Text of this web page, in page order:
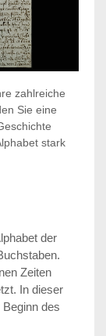
zahlreiche
Sie eine
stark
der
Zeiten
In dieser
des